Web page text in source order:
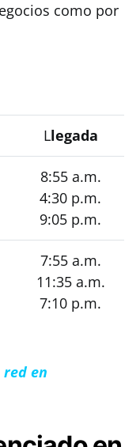
como por
Llegada
8:55 a.m.
4:30 p.m.
9:05 p.m.
7:55 a.m.
11:35 a.m.
7:10 p.m.
en